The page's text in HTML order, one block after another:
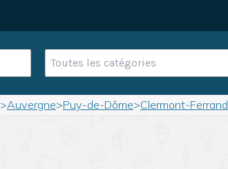
Toutes les catégories
>Auvergne>Puy-de-Dôme>Clermont-Ferrand